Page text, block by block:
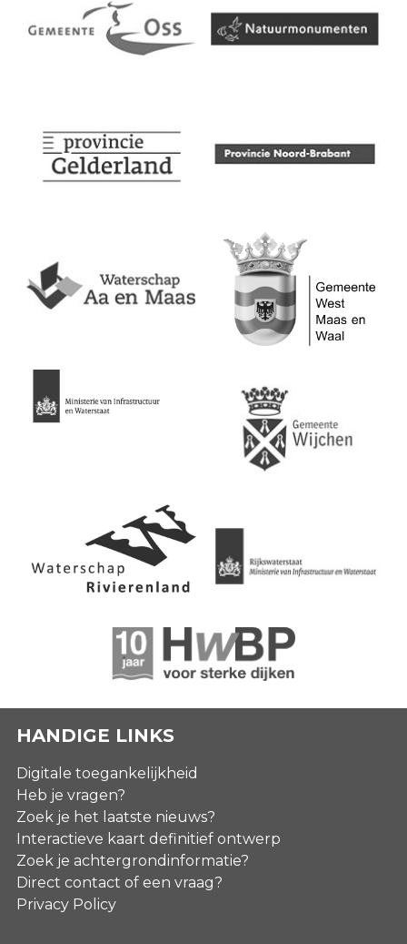
HANDIGE LINKS
Digitale toegankelijkheid
Heb je vragen?
Zoek je het laatste nieuws?
Interactieve kaart definitief ontwerp
Zoek je achtergrondinformatie?
Direct contact of een vraag?
Privacy Policy